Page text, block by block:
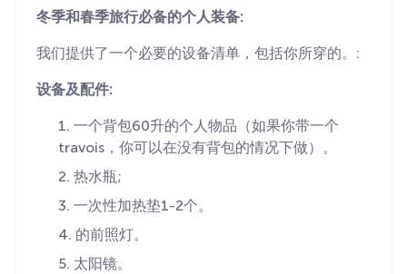
冬季和春季旅行必备的个人装备:
我们提供了一个必要的设备清单，包括你所穿的。:
设备及配件:
一个背包60升的个人物品（如果你带一个
travois，你可以在没有背包的情况下做）。
热水瓶;
一次性加热垫1-2个。
的前照灯。
太阳镜。